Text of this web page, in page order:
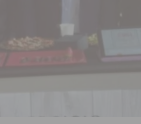
Quesada 2026
ROJALES
referente ganadero de la CV